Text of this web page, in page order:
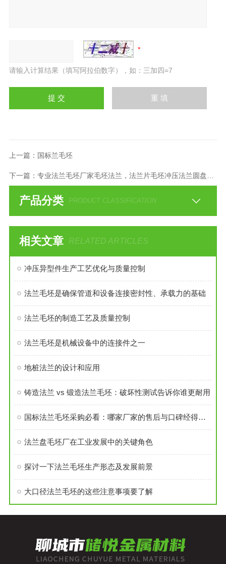
请输入计算结果（填写阿拉伯数字），如：三加四=7
上一篇： 国标兰毛坯
下一篇： 专业法兰毛坯厂家毛坯法兰，法兰片毛坯冲压法兰圆盘法兰毛坯
产品分类 PRODUCT CLASSIFICATION
相关文章 RELATED ARTICLES
冲压异型件生产工艺优化与质量控制
法兰毛坯是确保管道和设备连接密封性、承载力的基础
法兰毛坯的制造工艺及质量控制
法兰毛坯是机械设备中的连接件之一
地桩法兰的设计和应用
铸造法兰 vs 锻造法兰毛坯：破坏性测试告诉你谁更耐用
国标法兰毛坯采购必看：哪家厂家的售后与口碑经得起考验？
法兰盘毛坯厂在工业发展中的关键角色
探讨一下法兰毛坯生产形态及发展前景
大口径法兰毛坯的这些注意事项要了解